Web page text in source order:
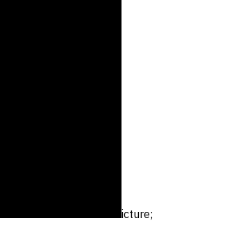
icture;